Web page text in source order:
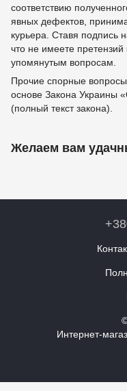
соответствию
явных дефектов,
курьера. Ставя подпись
что не имеете
упомянутым вопросам.
Прочие спорные
основе Закона Украины
(полный текст закона).
Желаем вам
Интернет-